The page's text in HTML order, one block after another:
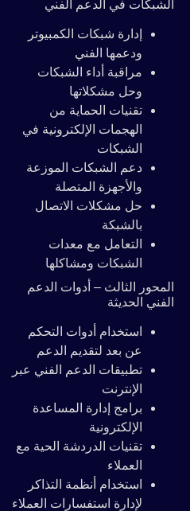
الشبكات في الدعم الفني
إدارة شبكات الكمبيوتر
ودعمها الفني
مراقبة أداء الشبكات
وحل مشكلاتها
تقنيات الحماية من
الهجمات الإلكترونية في
الشبكات
دعم الشبكات الموزعة
والأجهزة المتصلة
حل مشكلات الاتصال
بالشبكة
التعامل مع معدات
الشبكات ومشاكلها
المحور الثالث – أدوات الدعم
الفني الحديثة
استخدام أدوات التحكم
عن بعد لتقديم الدعم
تطبيقات الدعم الفني عبر
الإنترنت
برامج إدارة المساعدة
الإلكترونية
تقنيات الدردشة الحية مع
العملاء
استخدام أنظمة التذاكر
لإدارة استفسارات العملاء